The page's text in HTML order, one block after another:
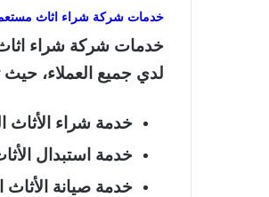
خدمات شركة شراء اثاث
خدمات شركة شراء
لدي جميع العملاء، حيث
خدمة شراء الأثاث
خدمة استبدال
خدمة صيانة